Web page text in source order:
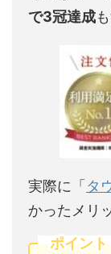
で3冠達成
実際に「 タ
かったメリ
ポイント